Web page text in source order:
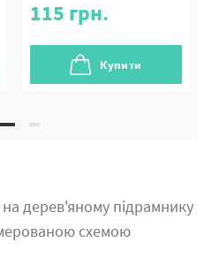
115 грн.
Купити
дерев'яному підрамнику
схемою